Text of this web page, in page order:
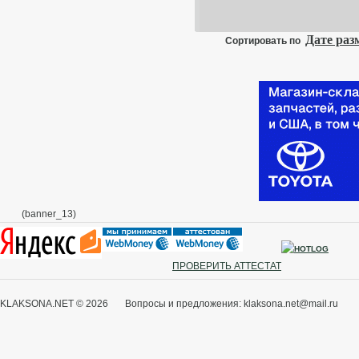
Сортировать по Дате
(banner_13)
ПРОВЕРИТЬ АТТЕСТАТ
KLAKSONA.NET © 2026 Вопросы и предложения: klaksona.net@mail.ru